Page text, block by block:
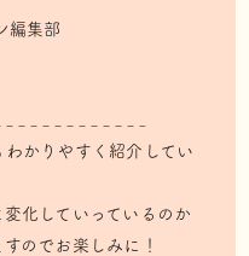
編集部
かりやすく紹介してい
化していっているのか
のでお楽しみに！